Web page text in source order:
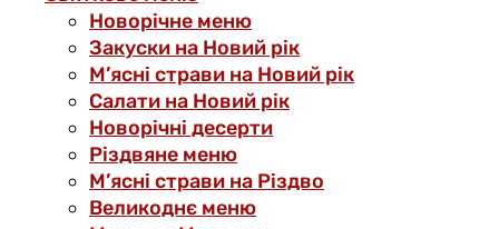
Новорічне меню
Закуски на Новий рік
М’ясні страви на Новий рік
Салати на Новий рік
Новорічні десерти
Різдвяне меню
М’ясні страви на Різдво
Великоднє меню